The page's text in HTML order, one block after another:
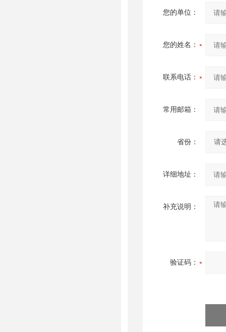
您的单位：
您的姓名：
联系电话：
常用邮箱：
省份：
详细地址：
补充说明：
验证码：